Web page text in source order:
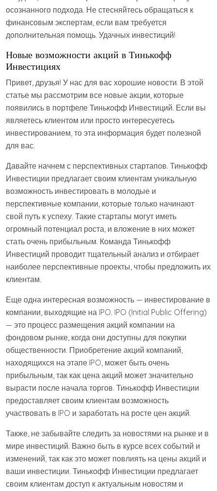
осознанного подхода. Не стесняйтесь обращаться к
финансовым экспертам, если вам требуется
дополнительная помощь. Удачных инвестиций!
Новые возможности акций в Тинькофф
Инвестициях
Привет, друзья! У нас для вас хорошие новости. В этой
статье мы рассмотрим все новые акции, которые
появились в портфеле Тинькофф Инвестиций. Если вы
являетесь клиентом или просто интересуетесь
инвестированием, то эта информация будет полезной
для вас.
Давайте начнем с перспективных стартапов. Тинькофф
Инвестиции предлагает своим клиентам уникальную
возможность инвестировать в молодые и
перспективные компании, которые только начинают
свой путь к успеху. Такие стартапы могут иметь
огромный потенциал роста, и вложение в них может
стать очень прибыльным. Команда Тинькофф
Инвестиций проводит тщательный анализ и отбирает
наиболее перспективные проекты, чтобы предложить их
клиентам.
Еще одна интересная возможность — инвестирование в
компании, выходящие на IPO. IPO (Initial Public Offering)
— это процесс размещения акций компании на
фондовом рынке, когда они доступны для покупки
общественности. Приобретение акций компаний,
находящихся на этапе IPO, может быть очень
прибыльным, так как цена акций может значительно
вырасти после начала торгов. Тинькофф Инвестиции
предоставляет своим клиентам возможность
участвовать в IPO и заработать на росте цен акций.
Также, не забывайте следить за новостями на рынке и в
мире инвестиций. Важно быть в курсе всех событий и
изменений, так как это может повлиять на цены акций и
ваши инвестиции. Тинькофф Инвестиции предлагает
своим клиентам доступ к актуальным новостям и